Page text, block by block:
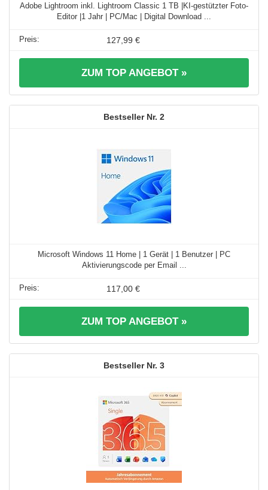
Adobe Lightroom inkl. Lightroom Classic 1 TB |KI-gestützter Foto-
Editor |1 Jahr | PC/Mac | Digital Download ...
127,99 €
ZUM TOP ANGEBOT »
2
Microsoft Windows 11 Home | 1 Gerät | 1 Benutzer | PC
Aktivierungscode per Email ...
117,00 €
ZUM TOP ANGEBOT »
3